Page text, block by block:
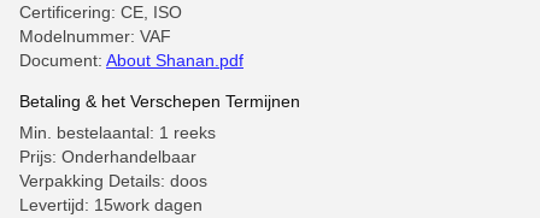
Certificering: CE, ISO
Modelnummer: VAF
Document: About Shanan.pdf
Betaling & het Verschepen Termijnen
Min. bestelaantal: 1 reeks
Prijs: Onderhandelbaar
Verpakking Details: doos
Levertijd: 15work dagen